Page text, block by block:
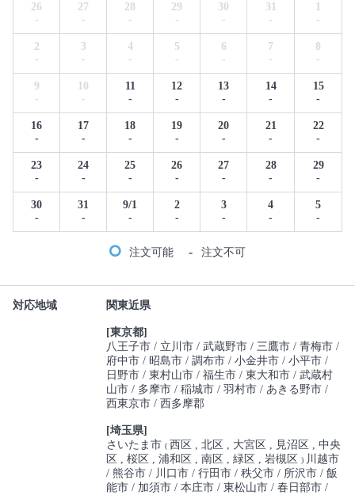
26
-
27
-
28
-
29
-
30
-
31
-
1
-
2
-
3
-
4
-
5
-
6
-
7
-
8
-
9
-
10
-
11
-
12
-
13
-
14
-
15
-
16
-
17
-
18
-
19
-
20
-
21
-
22
-
23
-
24
-
25
-
26
-
27
-
28
-
29
-
30
-
31
-
9/1
-
2
-
3
-
4
-
5
-
注文可能 - 注文不可
対応地域 関東近県
[東京都]
八王子市 立川市 武蔵野市 三鷹市 青梅市
府中市 昭島市 調布市 小金井市 小平市
日野市 東村山市 福生市 東大和市 武蔵村
山市 多摩市 稲城市 羽村市 あきる野市
西東京市 西多摩郡
[埼玉県]
さいたま市( 西区 北区 大宮区 見沼区
中央
区
桜区 浦和区 南区 緑区 岩槻区) 川越市
熊谷市
川口市 行田市 秩父市 所沢市 飯
能市 加須市 本庄市 東松山市 春日部市